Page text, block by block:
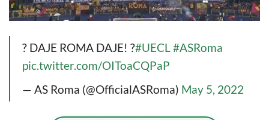
? DAJE ROMA DAJE! ?#UECL#ASRoma
pic.twitter.com/OIToaCQPaP
— AS Roma (@OfficialASRoma) May 5, 2022